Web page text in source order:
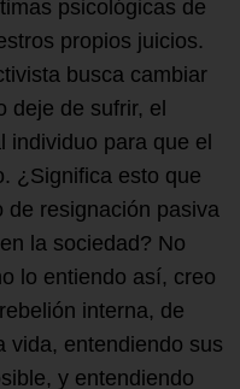
psicológicas de
propios juicios.
busca cambiar
deje de sufrir, el
individuo para que el
¿Significa esto que
de resignación pasiva
la sociedad? No
lo entiendo así, creo
interna, de
vida, entendiendo sus
y entendiendo